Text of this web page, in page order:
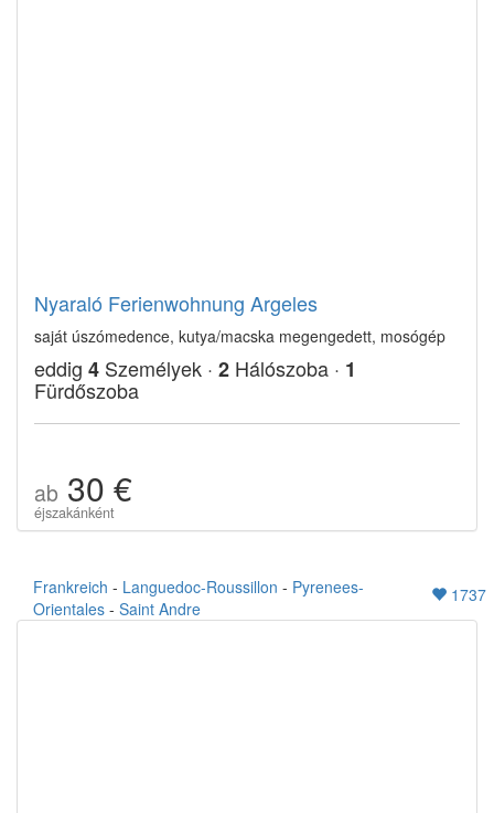
Nyaraló Ferienwohnung Argeles
saját úszómedence, kutya/macska megengedett, mosógép
eddig 4 Személyek · 2 Hálószoba · 1
Fürdőszoba
ab 30 €
éjszakánként
Frankreich - Languedoc-Roussillon - Pyrenees-
Orientales - Saint Andre
1737